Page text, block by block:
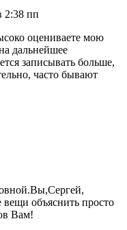
2:38 пп
оцениваете мою
дальнейшее
записывать больше,
часто бывают
вещи объяснить просто
Вам!